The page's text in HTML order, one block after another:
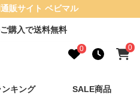
販サイト ベビマル
購入で送料無料
0 0
ンキング SALE商品